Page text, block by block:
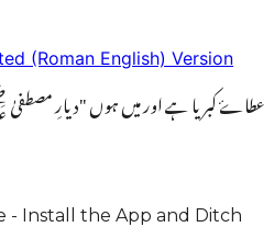
(Roman English) Version
عطاۓ کبریا ہے اور میں ہوں "دیارِ
- Install the App and Ditch